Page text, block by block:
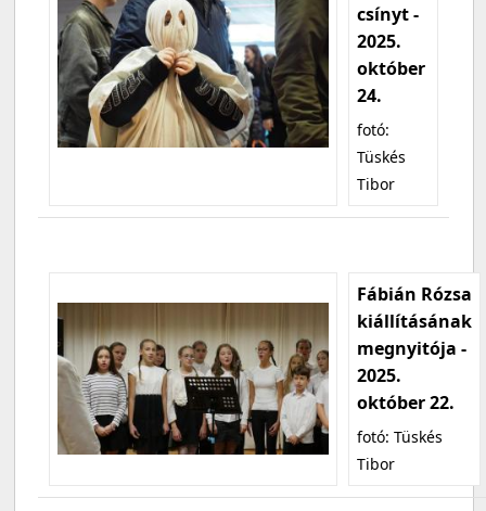
csínyt -
2025.
október
24.
fotó:
Tüskés
Tibor
Fábián Rózsa
kiállításának
megnyitója -
2025.
október 22.
fotó: Tüskés
Tibor